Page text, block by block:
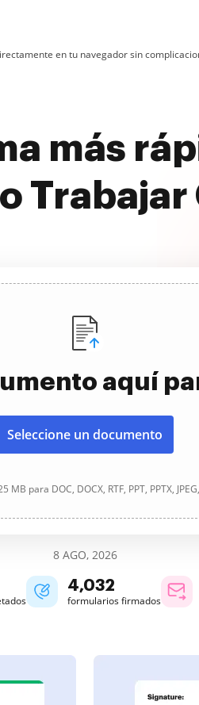
en tu navegador sin
más
Trabajar
aquí
Seleccione un documento
para DOC, DOCX, RTF, PPT, PPTX, JPEG,
8 AGO, 2026
4,032
formularios firmados